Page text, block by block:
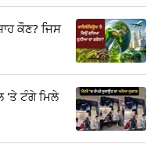
ਕੌਣ? ਜਿਸ
'ਤੇ ਟੰਗੇ ਮਿਲੇ